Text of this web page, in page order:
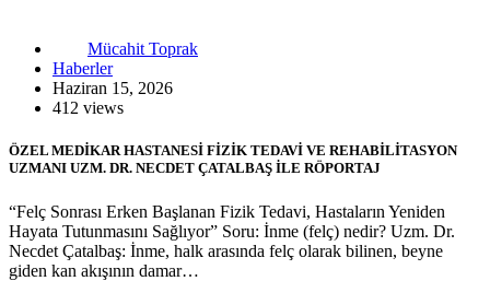
Mücahit Toprak
Haberler
Haziran 15, 2026
412 views
ÖZEL MEDİKAR HASTANESİ FİZİK TEDAVİ VE REHABİLİTASYON
UZMANI UZM. DR. NECDET ÇATALBAŞ İLE RÖPORTAJ
“Felç Sonrası Erken Başlanan Fizik Tedavi, Hastaların Yeniden
Hayata Tutunmasını Sağlıyor” Soru: İnme (felç) nedir? Uzm. Dr.
Necdet Çatalbaş: İnme, halk arasında felç olarak bilinen, beyne
giden kan akışının damar…